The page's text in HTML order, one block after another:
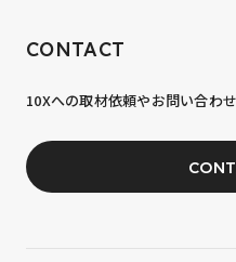
あなたの力が、
JOIN OUR
CONTACT
10Xへの取材依頼やお問い合わ